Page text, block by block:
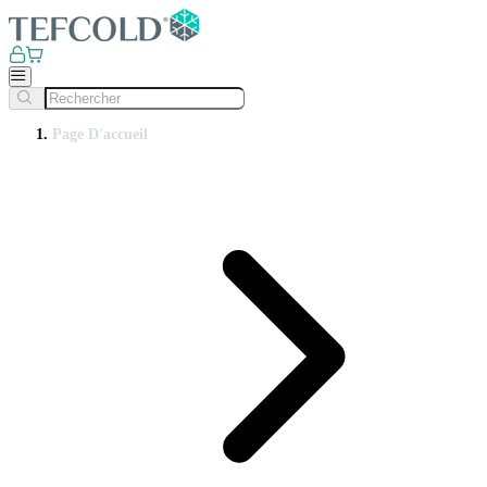
Page D'accueil